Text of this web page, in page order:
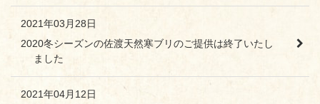
2021年03月28日
2020冬シーズンの佐渡天然寒ブリのご提供は終了いたし
ました
2021年04月12日